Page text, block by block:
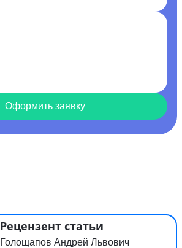
Оформить заявку
Рецензент статьи
Голощапов Андрей Львович